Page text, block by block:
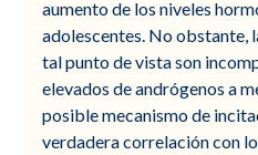
aumento de los niveles
adolescentes. No obstante,
tal punto de vista son
elevados de andrógenos a
posible mecanismo de
verdadera correlación con